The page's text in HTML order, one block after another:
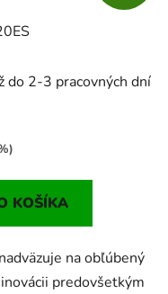
do 2-3 pracovných dní
KOŠÍKA
na obľúbený
predovšetkým